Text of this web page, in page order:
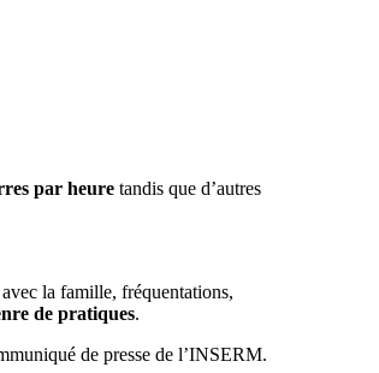
par heuretandis que d’autres
la famille, fréquentations,
de pratiques.
de presse de l’INSERM.